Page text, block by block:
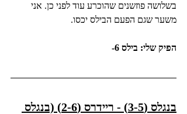
בשלושה פוזשנים שהוכרע עוד לפני כן. אני
משער שגם הפעם הבילס יכסו.
הפיק שלי: בילס 6-
בנגלס (3-5) - ריידרס (2-6) (בנגלס